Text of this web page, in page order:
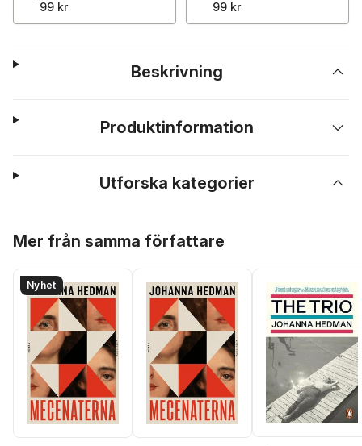
99 kr
99 kr
Beskrivning
Produktinformation
Utforska kategorier
Mer från samma författare
Nyhet